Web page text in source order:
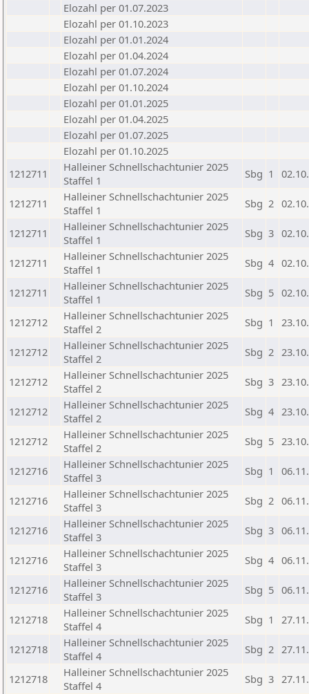
Elozahl per 01.07.2023
Elozahl per 01.10.2023
Elozahl per 01.01.2024
Elozahl per 01.04.2024
Elozahl per 01.07.2024
Elozahl per 01.10.2024
Elozahl per 01.01.2025
Elozahl per 01.04.2025
Elozahl per 01.07.2025
Elozahl per 01.10.2025
1212711
Halleiner Schnellschachtunier 2025
Staffel 1
Sbg 1
1212711
Halleiner Schnellschachtunier 2025
Staffel 1
Sbg 2
1212711
Halleiner Schnellschachtunier 2025
Staffel 1
Sbg 3
1212711
Halleiner Schnellschachtunier 2025
Staffel 1
Sbg 4
1212711
Halleiner Schnellschachtunier 2025
Staffel 1
Sbg 5
1212712
Halleiner Schnellschachtunier 2025
Staffel 2
Sbg 1
1212712
Halleiner Schnellschachtunier 2025
Staffel 2
Sbg 2
1212712
Halleiner Schnellschachtunier 2025
Staffel 2
Sbg 3
1212712
Halleiner Schnellschachtunier 2025
Staffel 2
Sbg 4
1212712
Halleiner Schnellschachtunier 2025
Staffel 2
Sbg 5
1212716
Halleiner Schnellschachtunier 2025
Staffel 3
Sbg 1
1212716
Halleiner Schnellschachtunier 2025
Staffel 3
Sbg 2
1212716
Halleiner Schnellschachtunier 2025
Staffel 3
Sbg 3
1212716
Halleiner Schnellschachtunier 2025
Staffel 3
Sbg 4
1212716
Halleiner Schnellschachtunier 2025
Staffel 3
Sbg 5
1212718
Halleiner Schnellschachtunier 2025
Staffel 4
Sbg 1
1212718
Halleiner Schnellschachtunier 2025
Staffel 4
Sbg 2
1212718
Halleiner Schnellschachtunier 2025
Staffel 4
Sbg 3